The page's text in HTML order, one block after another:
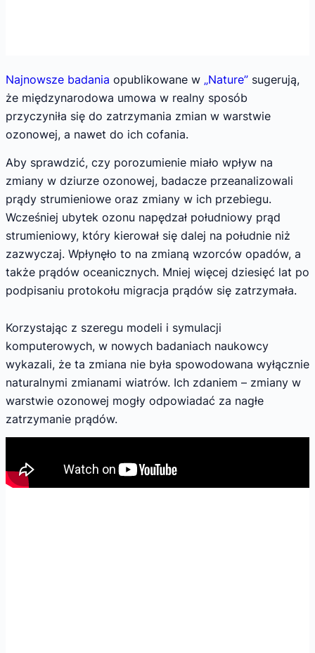
Najnowsze badania opublikowane w „Nature” sugerują,
że międzynarodowa umowa w realny sposób
przyczyniła się do zatrzymania zmian w warstwie
ozonowej, a nawet do ich cofania.
Aby sprawdzić, czy porozumienie miało wpływ na
zmiany w dziurze ozonowej, badacze przeanalizowali
prądy strumieniowe oraz zmiany w ich przebiegu.
Wcześniej ubytek ozonu napędzał południowy prąd
strumieniowy, który kierował się dalej na południe niż
zazwyczaj. Wpłynęło to na zmianą wzorców opadów, a
także prądów oceanicznych. Mniej więcej dziesięć lat po
podpisaniu protokołu migracja prądów się zatrzymała.
Korzystając z szeregu modeli i symulacji
komputerowych, w nowych badaniach naukowcy
wykazali, że ta zmiana nie była spowodowana wyłącznie
naturalnymi zmianami wiatrów. Ich zdaniem – zmiany w
warstwie ozonowej mogły odpowiadać za nagłe
zatrzymanie prądów.